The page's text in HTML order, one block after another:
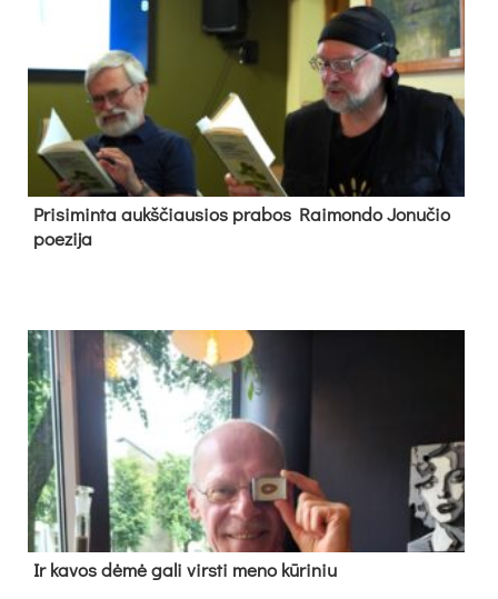
Pri­si­min­ta aukš­čiau­sios pra­bos Rai­mon­do Jo­nu­čio
poe­zi­ja
Ir ka­vos dė­mė ga­li virs­ti me­no kū­ri­niu